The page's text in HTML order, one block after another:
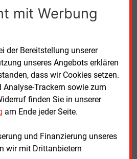
mit Werbung
der Bereitstellung unserer
unseres Angebots erklären
dass wir Cookies setzen.
Analyse-Trackern sowie zum
finden Sie in unserer
am Ende jeder Seite.
und Finanzierung unseres
wir mit Drittanbietern
EnBW ein Schnellladenetz, in
im Durchschnitt etwa
erreichbar ist.
an den EnBW-eigenen
regulären Tarife.
„EnBW collect“ ein
Kunden mit dem Tarif
für jede geladene kWh
Ab 500 Punkten können diese
eingelöst werden. Nach